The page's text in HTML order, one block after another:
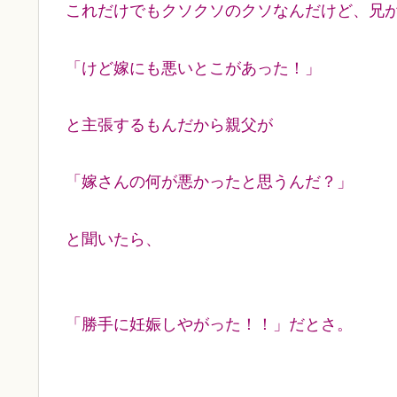
これだけでもクソクソのクソなんだけど、兄
「けど嫁にも悪いとこがあった！」
と主張するもんだから親父が
「嫁さんの何が悪かったと思うんだ？」
と聞いたら、
「勝手に妊娠しやがった！！」だとさ。